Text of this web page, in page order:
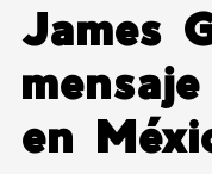
James
en